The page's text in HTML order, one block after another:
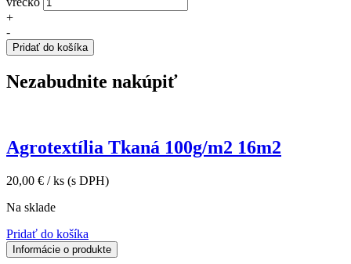
+
-
Pridať do košíka
Nezabudnite nakúpiť
Agrotextília Tkaná 100g/m2 16m2
20,00 € / ks (s DPH)
Na sklade
Pridať do košíka
Informácie o produkte